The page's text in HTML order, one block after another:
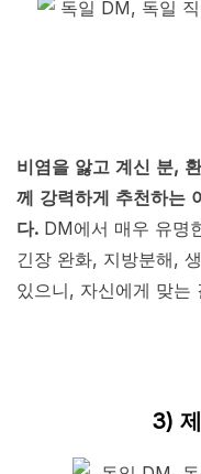
비염을 앓고 계신 분,
께 강력하게 추천하는
다. DM에서 매우 유명
긴장 완화, 지방분해,
있으니, 자신에게 맞는
3)